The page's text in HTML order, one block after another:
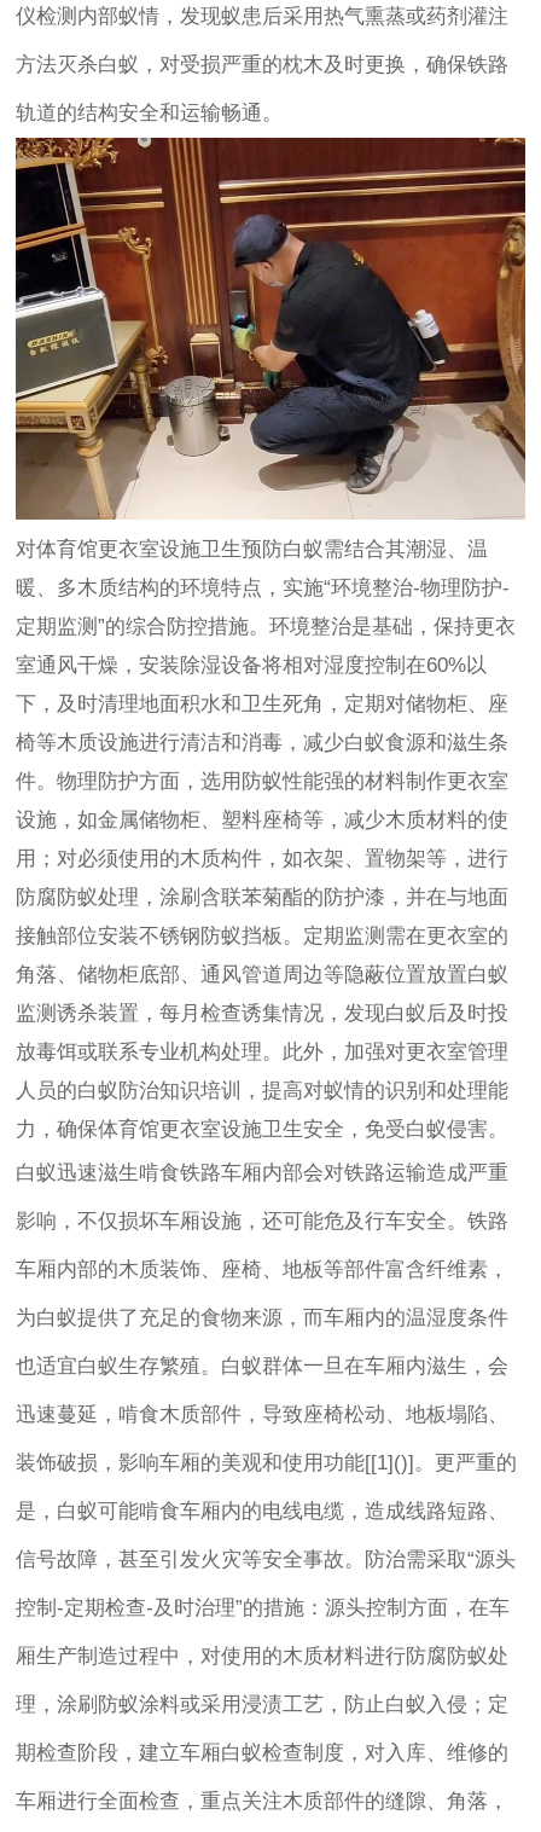
仪检测内部蚁情，发现蚁患后采用热气熏蒸或药剂灌注
方法灭杀白蚁，对受损严重的枕木及时更换，确保铁路
轨道的结构安全和运输畅通。
对体育馆更衣室设施卫生预防白蚁需结合其潮湿、温
暖、多木质结构的环境特点，实施“环境整治-物理防护-
定期监测”的综合防控措施。环境整治是基础，保持更衣
室通风干燥，安装除湿设备将相对湿度控制在60%以
下，及时清理地面积水和卫生死角，定期对储物柜、座
椅等木质设施进行清洁和消毒，减少白蚁食源和滋生条
件。物理防护方面，选用防蚁性能强的材料制作更衣室
设施，如金属储物柜、塑料座椅等，减少木质材料的使
用；对必须使用的木质构件，如衣架、置物架等，进行
防腐防蚁处理，涂刷含联苯菊酯的防护漆，并在与地面
接触部位安装不锈钢防蚁挡板。定期监测需在更衣室的
角落、储物柜底部、通风管道周边等隐蔽位置放置白蚁
监测诱杀装置，每月检查诱集情况，发现白蚁后及时投
放毒饵或联系专业机构处理。此外，加强对更衣室管理
人员的白蚁防治知识培训，提高对蚁情的识别和处理能
力，确保体育馆更衣室设施卫生安全，免受白蚁侵害。
白蚁迅速滋生啃食铁路车厢内部会对铁路运输造成严重
影响，不仅损坏车厢设施，还可能危及行车安全。铁路
车厢内部的木质装饰、座椅、地板等部件富含纤维素，
为白蚁提供了充足的食物来源，而车厢内的温湿度条件
也适宜白蚁生存繁殖。白蚁群体一旦在车厢内滋生，会
迅速蔓延，啃食木质部件，导致座椅松动、地板塌陷、
装饰破损，影响车厢的美观和使用功能[[1]()]。更严重的
是，白蚁可能啃食车厢内的电线电缆，造成线路短路、
信号故障，甚至引发火灾等安全事故。防治需采取“源头
控制-定期检查-及时治理”的措施：源头控制方面，在车
厢生产制造过程中，对使用的木质材料进行防腐防蚁处
理，涂刷防蚁涂料或采用浸渍工艺，防止白蚁入侵；定
期检查阶段，建立车厢白蚁检查制度，对入库、维修的
车厢进行全面检查，重点关注木质部件的缝隙、角落，